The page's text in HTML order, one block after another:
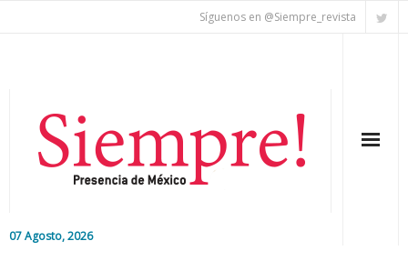
Síguenos en @Siempre_revista
07 Agosto, 2026